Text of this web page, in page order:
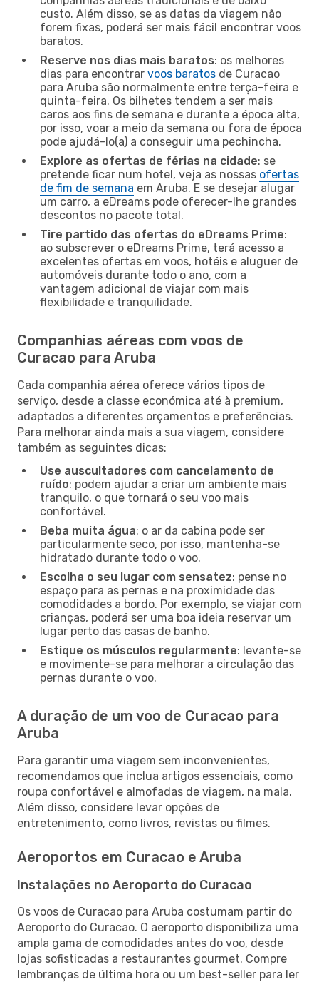
custo. Além disso, se as datas da viagem não
forem fixas, poderá ser mais fácil encontrar voos
baratos.
Reserve nos dias mais baratos: os melhores
dias para encontrar voos baratos de Curacao
para Aruba são normalmente entre terça-feira e
quinta-feira. Os bilhetes tendem a ser mais
caros aos fins de semana e durante a época alta,
por isso, voar a meio da semana ou fora de época
pode ajudá-lo(a) a conseguir uma pechincha.
Explore as ofertas de férias na cidade: se
pretende ficar num hotel, veja as nossas ofertas
de fim de semana em Aruba. E se desejar alugar
um carro, a eDreams pode oferecer-lhe grandes
descontos no pacote total.
Tire partido das ofertas do eDreams Prime:
ao subscrever o eDreams Prime, terá acesso a
excelentes ofertas em voos, hotéis e aluguer de
automóveis durante todo o ano, com a
vantagem adicional de viajar com mais
flexibilidade e tranquilidade.
Companhias aéreas com voos de
Curacao para Aruba
Cada companhia aérea oferece vários tipos de
serviço, desde a classe económica até à premium,
adaptados a diferentes orçamentos e preferências.
Para melhorar ainda mais a sua viagem, considere
também as seguintes dicas:
Use auscultadores com cancelamento de
ruído: podem ajudar a criar um ambiente mais
tranquilo, o que tornará o seu voo mais
confortável.
Beba muita água: o ar da cabina pode ser
particularmente seco, por isso, mantenha-se
hidratado durante todo o voo.
Escolha o seu lugar com sensatez: pense no
espaço para as pernas e na proximidade das
comodidades a bordo. Por exemplo, se viajar com
crianças, poderá ser uma boa ideia reservar um
lugar perto das casas de banho.
Estique os músculos regularmente: levante-se
e movimente-se para melhorar a circulação das
pernas durante o voo.
A duração de um voo de Curacao para
Aruba
Para garantir uma viagem sem inconvenientes,
recomendamos que inclua artigos essenciais, como
roupa confortável e almofadas de viagem, na mala.
Além disso, considere levar opções de
entretenimento, como livros, revistas ou filmes.
Aeroportos em Curacao e Aruba
Instalações no Aeroporto do Curacao
Os voos de Curacao para Aruba costumam partir do
Aeroporto do Curacao. O aeroporto disponibiliza uma
ampla gama de comodidades antes do voo, desde
lojas sofisticadas a restaurantes gourmet. Compre
lembranças de última hora ou um best-seller para ler